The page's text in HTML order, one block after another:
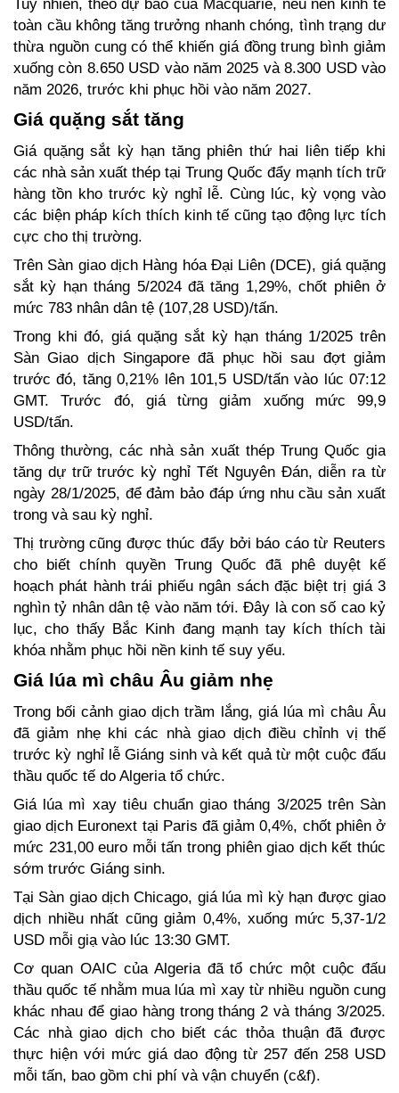
toàn cầu không tăng trưởng nhanh chóng, tình trạng dư
thừa nguồn cung có thể khiến giá đồng trung bình giảm
xuống còn 8.650 USD vào năm 2025 và 8.300 USD vào
năm 2026, trước khi phục hồi vào năm 2027.
Giá quặng sắt tăng
Giá quặng sắt kỳ hạn tăng phiên thứ hai liên tiếp khi
các nhà sản xuất thép tại Trung Quốc đẩy mạnh tích trữ
hàng tồn kho trước kỳ nghỉ lễ. Cùng lúc, kỳ vọng vào
các biện pháp kích thích kinh tế cũng tạo động lực tích
cực cho thị trường.
Trên Sàn giao dịch Hàng hóa Đại Liên (DCE), giá quặng
sắt kỳ hạn tháng 5/2024 đã tăng 1,29%, chốt phiên ở
mức 783 nhân dân tệ (107,28 USD)/tấn.
Trong khi đó, giá quặng sắt kỳ hạn tháng 1/2025 trên
Sàn Giao dịch Singapore đã phục hồi sau đợt giảm
trước đó, tăng 0,21% lên 101,5 USD/tấn vào lúc 07:12
GMT. Trước đó, giá từng giảm xuống mức 99,9
USD/tấn.
Thông thường, các nhà sản xuất thép Trung Quốc gia
tăng dự trữ trước kỳ nghỉ Tết Nguyên Đán, diễn ra từ
ngày 28/1/2025, để đảm bảo đáp ứng nhu cầu sản xuất
trong và sau kỳ nghỉ.
Thị trường cũng được thúc đẩy bởi báo cáo từ Reuters
cho biết chính quyền Trung Quốc đã phê duyệt kế
hoạch phát hành trái phiếu ngân sách đặc biệt trị giá 3
nghìn tỷ nhân dân tệ vào năm tới. Đây là con số cao kỷ
lục, cho thấy Bắc Kinh đang mạnh tay kích thích tài
khóa nhằm phục hồi nền kinh tế suy yếu.
Giá lúa mì châu Âu giảm nhẹ
Trong bối cảnh giao dịch trầm lắng, giá lúa mì châu Âu
đã giảm nhẹ khi các nhà giao dịch điều chỉnh vị thế
trước kỳ nghỉ lễ Giáng sinh và kết quả từ một cuộc đấu
thầu quốc tế do Algeria tổ chức.
Giá lúa mì xay tiêu chuẩn giao tháng 3/2025 trên Sàn
giao dịch Euronext tại Paris đã giảm 0,4%, chốt phiên ở
mức 231,00 euro mỗi tấn trong phiên giao dịch kết thúc
sớm trước Giáng sinh.
Tại Sàn giao dịch Chicago, giá lúa mì kỳ hạn được giao
dịch nhiều nhất cũng giảm 0,4%, xuống mức 5,37-1/2
USD mỗi giạ vào lúc 13:30 GMT.
Cơ quan OAIC của Algeria đã tổ chức một cuộc đấu
thầu quốc tế nhằm mua lúa mì xay từ nhiều nguồn cung
khác nhau để giao hàng trong tháng 2 và tháng 3/2025.
Các nhà giao dịch cho biết các thỏa thuận đã được
thực hiện với mức giá dao động từ 257 đến 258 USD
mỗi tấn, bao gồm chi phí và vận chuyển (c&f).